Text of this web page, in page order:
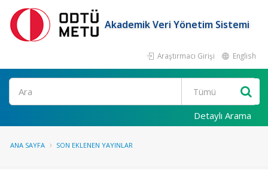
Akademik Veri Yönetim Sistemi
Araştırmacı Girişi English
Ara
Detaylı Arama
ANA SAYFA SON EKLENEN YAYINLAR